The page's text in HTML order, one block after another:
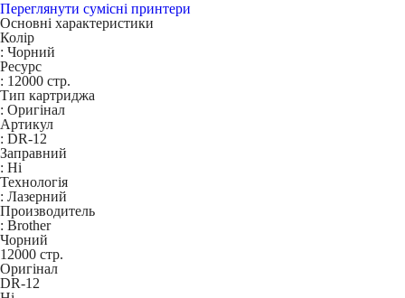
Переглянути сумісні принтери
Основні характеристики
Колір
: Чорний
Ресурс
: 12000 стр.
Тип картриджа
: Оригінал
Артикул
: DR-12
Заправний
: Ні
Технологія
: Лазерний
Производитель
: Brother
Чорний
12000 стр.
Оригінал
DR-12